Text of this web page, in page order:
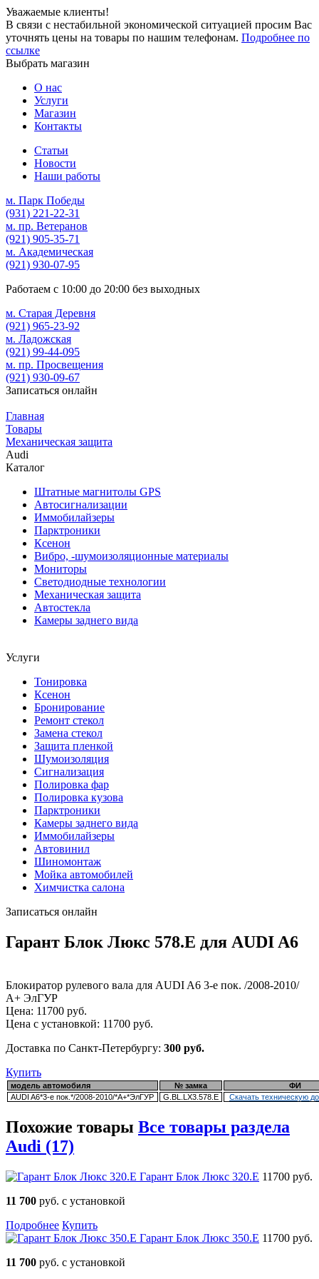
Уважаемые клиенты!
В связи с нестабильной экономической ситуацией просим Вас
уточнять цены на товары по нашим телефонам. Подробнее по
ссылке
Выбрать магазин
О нас
Услуги
Магазин
Контакты
Статьи
Новости
Наши работы
м. Парк Победы
(931) 221-22-31
м. пр. Ветеранов
(921) 905-35-71
м. Академическая
(921) 930-07-95
Работаем с 10:00 до 20:00 без выходных
м. Старая Деревня
(921) 965-23-92
м. Ладожская
(921) 99-44-095
м. пр. Просвещения
(921) 930-09-67
Записаться онлайн
Главная
Товары
Механическая защита
Audi
Каталог
Штатные магнитолы GPS
Автосигнализации
Иммобилайзеры
Парктроники
Ксенон
Вибро, -шумоизоляционные материалы
Мониторы
Светодиодные технологии
Механическая защита
Автостекла
Камеры заднего вида
Услуги
Тонировка
Ксенон
Бронирование
Ремонт стекол
Замена стекол
Защита пленкой
Шумоизоляция
Сигнализация
Полировка фар
Полировка кузова
Парктроники
Камеры заднего вида
Иммобилайзеры
Автовинил
Шиномонтаж
Мойка автомобилей
Химчистка салона
Записаться онлайн
Гарант Блок Люкс 578.E для AUDI A6
Блокиратор рулевого вала для AUDI A6 3-е пок. /2008-2010/
А+ ЭлГУР
Цена: 11700 руб.
Цена с установкой: 11700 руб.
Доставка по Санкт-Петербургу: 300 руб.
Купить
модель автомобиля № замка
ФИ
AUDI A6*3-е пок.*/2008-2010/*А+*ЭлГУР
G.BL.LX3.578.E Скачать техническую
Похожие товары Все товары раздела
Audi (17)
Гарант Блок Люкс 320.E 11700 руб.
11 700 руб. с установкой
Подробнее Купить
Гарант Блок Люкс 350.E 11700 руб.
11 700 руб. с установкой